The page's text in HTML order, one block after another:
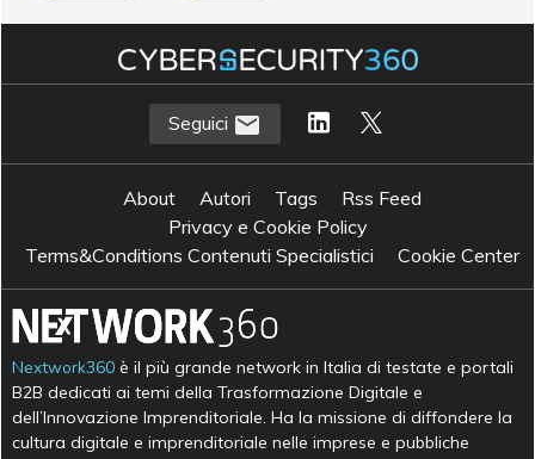
D data protection
Seguici
About Autori Tags
Rss Feed
Privacy e Cookie Policy
Terms&Conditions Contenuti Specialistici
Cookie Center
Nextwork360 è il più grande network in Italia di testate e portali
B2B dedicati ai temi della Trasformazione Digitale e
dell’Innovazione Imprenditoriale. Ha la missione di diffondere la
cultura digitale e imprenditoriale nelle imprese e pubbliche